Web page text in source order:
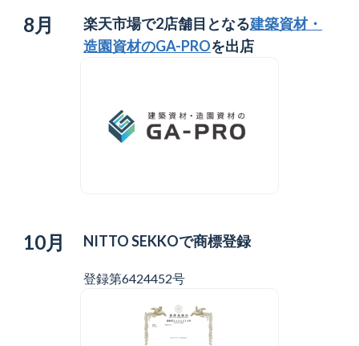
8月 楽天市場で2店舗目となる建築資材・
造園資材のGA-PROを出店
10月 NITTO SEKKOで商標登録
登録第6424452号